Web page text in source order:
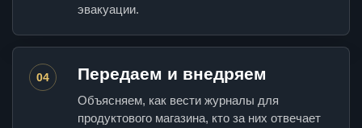
эвакуации.
04 Передаем и внедряем
Объясняем, как вести журналы для
продуктового магазина, кто за них отвечает